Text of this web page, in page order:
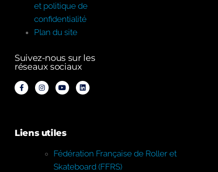
et politique de
confidentialité
Plan du site
Suivez-nous sur les
réseaux sociaux
Liens utiles
Fédération Française de Roller et
Skateboard (FFRS)